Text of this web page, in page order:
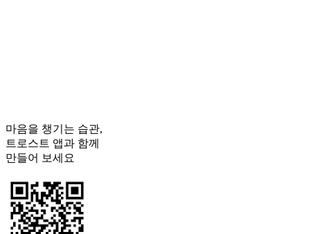
마음을 챙기는 습관,
트로스트 앱과 함께
만들어 보세요